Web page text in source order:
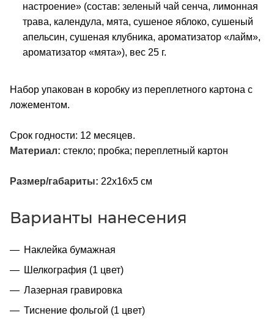
настроение» (состав: зеленый чай сенча, лимонная
трава, календула, мята, сушеное яблоко, сушеный
апельсин, сушеная клубника, ароматизатор «лайм»,
ароматизатор «мята»), вес 25 г.
Набор упакован в коробку из переплетного картона с
ложементом.
Срок годности: 12 месяцев.
Материал: стекло; пробка; переплетный картон
Размер/габариты: 22х16х5 см
Варианты нанесения
Наклейка бумажная
Шелкография (1 цвет)
Лазерная гравировка
Тиснение фольгой (1 цвет)